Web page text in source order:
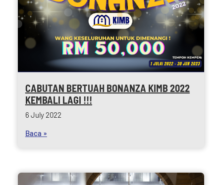
CABUTAN BERTUAH BONANZA KIMB 2022
KEMBALI LAGI !!!
6 July 2022
Baca »